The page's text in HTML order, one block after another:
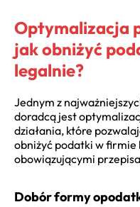
Optymalizacja
jak obniżyć
legalnie?
Jednym z
doradcą jest
działania, które
obniżyć podatki w firmie
obowiązującymi
Dobór formy